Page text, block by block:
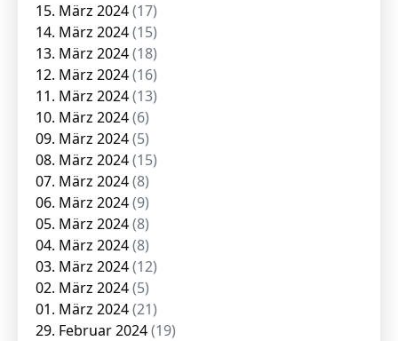
15. März 2024(17)
14. März 2024(15)
13. März 2024(18)
12. März 2024(16)
11. März 2024(13)
10. März 2024(6)
09. März 2024(5)
08. März 2024(15)
07. März 2024(8)
06. März 2024(9)
05. März 2024(8)
04. März 2024(8)
03. März 2024(12)
02. März 2024(5)
01. März 2024(21)
29. Februar 2024(19)